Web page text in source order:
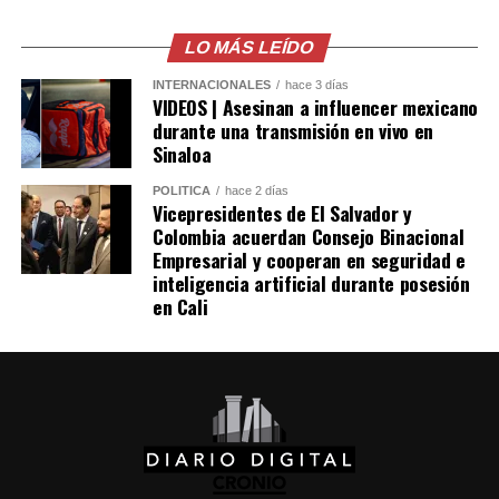
Me gusta esto:
posibilidad de llevar también a «Los Supersónicos» a la
pantalla grande. Sin embargo, el proyecto no logró
consolidarse y permaneció archivado durante varias
décadas, hasta que en 2026 se dio vía libre a su
realización, con Jim Carrey como una de las principales
figuras vinculadas a la producción.
Comparte esto:
X
Me gusta esto:
LO MÁS LEÍDO
INTERNACIONALES hace 3 días
VIDEOS | Asesinan a influencer mexicano
durante una transmisión en vivo en
Sinaloa
POLÍTICA hace 2 días
Vicepresidentes de El Salvador y
Colombia acuerdan Consejo Binacional
Empresarial y cooperan en seguridad e
inteligencia artificial durante posesión
en Cali